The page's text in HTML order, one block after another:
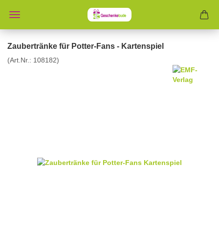
Zaubertränke für Potter-Fans - Kartenspiel
(Art.Nr.: 108182)